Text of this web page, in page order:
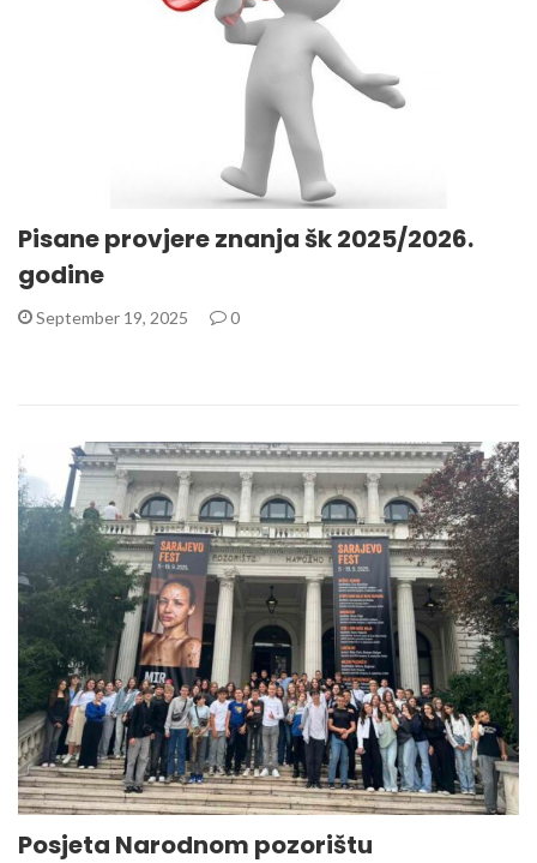
Pisane provjere znanja šk 2025/2026.
godine
September 19, 2025 0
Posjeta Narodnom pozorištu